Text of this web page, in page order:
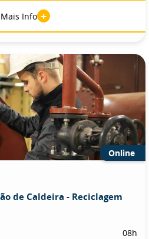
Mais Info +
Online
de Caldeira - Reciclagem
08h